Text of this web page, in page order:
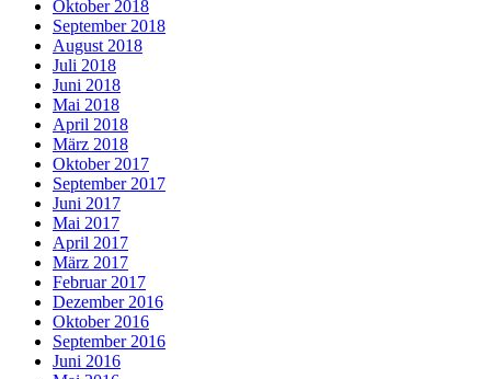
Oktober 2018
September 2018
August 2018
Juli 2018
Juni 2018
Mai 2018
April 2018
März 2018
Oktober 2017
September 2017
Juni 2017
Mai 2017
April 2017
März 2017
Februar 2017
Dezember 2016
Oktober 2016
September 2016
Juni 2016